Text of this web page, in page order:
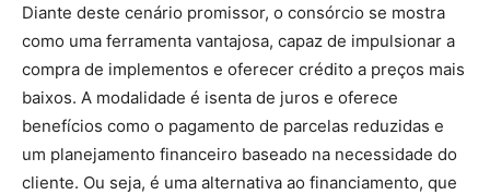
Diante deste cenário promissor, o consórcio se mostra
como uma ferramenta vantajosa, capaz de impulsionar a
compra de implementos e oferecer crédito a preços mais
baixos. A modalidade é isenta de juros e oferece
benefícios como o pagamento de parcelas reduzidas e
um planejamento financeiro baseado na necessidade do
cliente. Ou seja, é uma alternativa ao financiamento, que